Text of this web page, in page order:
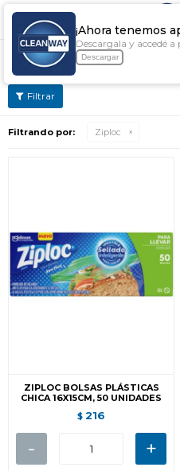
¡Ahora tenemos
Descargala y accedé
Descargar

LIMPIADORES Y
Filtrando por: Ziploc
ZIPLOC BOLSAS PLÁSTICAS
CHICA 16X15CM, 50 UNIDADES
$ 216
- +